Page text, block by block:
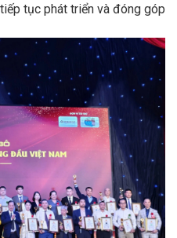
tục phát triển và đóng góp